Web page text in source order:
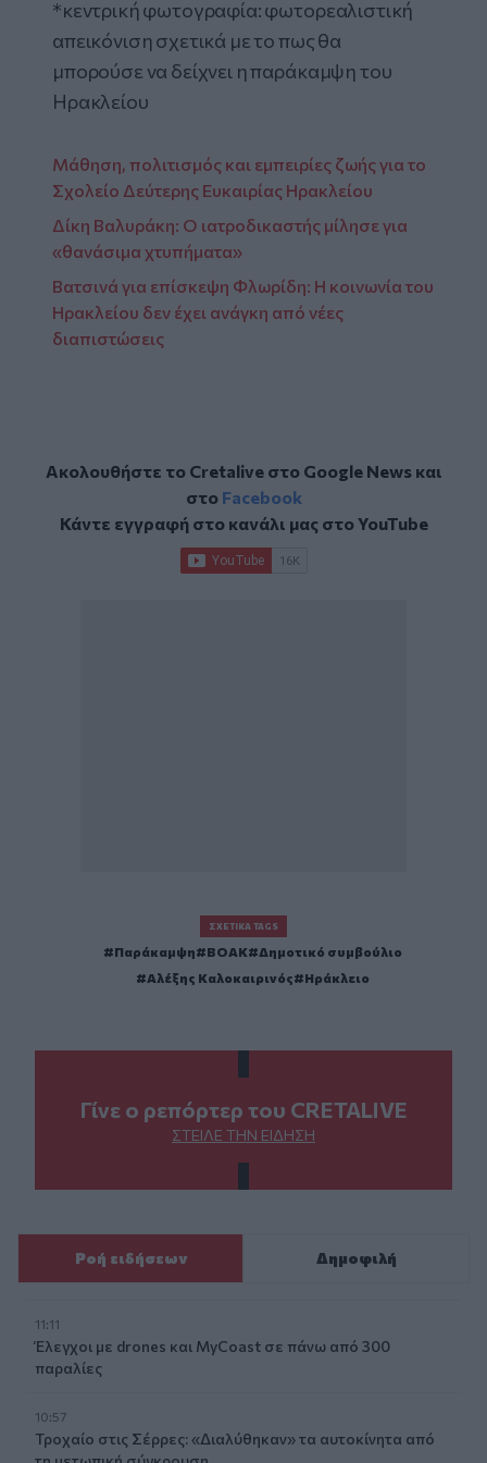
*κεντρική φωτογραφία: φωτορεαλιστική
απεικόνιση σχετικά με το πως θα
μπορούσε να δείχνει η παράκαμψη του
Ηρακλείου
Μάθηση, πολιτισμός και εμπειρίες ζωής για το
Σχολείο Δεύτερης Ευκαιρίας Ηρακλείου
Δίκη Βαλυράκη: Ο ιατροδικαστής μίλησε για
«θανάσιμα χτυπήματα»
Βατσινά για επίσκεψη Φλωρίδη: Η κοινωνία του
Ηρακλείου δεν έχει ανάγκη από νέες
διαπιστώσεις
Ακολουθήστε το Cretalive στο Google Newsκαι
στο Facebook
Κάντε εγγραφή στο κανάλι μας στοYouTube
ΣΧΕΤΙΚΆ TAGS
Παράκαμψη ΒΟΑΚ
Δημοτικό συμβούλιο
Αλέξης Καλοκαιρινός
Ηράκλειο
Γίνε ο ρεπόρτερ του CRETALIVE
ΣΤΕΊΛΕ ΤΗΝ ΕΊΔΗΣΗ
Ροή ειδήσεων Δημοφιλή
11:11
Έλεγχοι με drones και MyCoast σε πάνω από 300
παραλίες
10:57
Τροχαίο στις Σέρρες: «Διαλύθηκαν» τα αυτοκίνητα από